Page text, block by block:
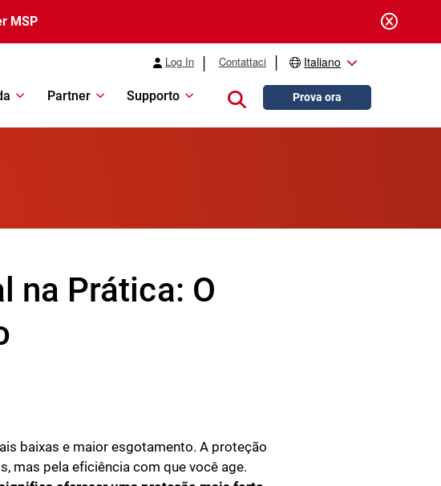
MSP
Log In Contattaci Italiano
Partner Supporto Close searchProva ora
na Prática: O
baixas e maior esgotamento. A proteção
mas pela eficiência com que você age.